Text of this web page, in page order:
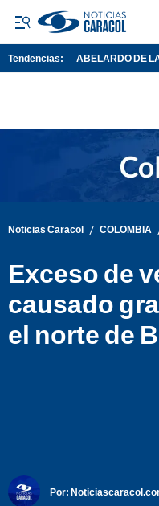
Tendencias: ABELARDO DE
Noticias Caracol / COLOMBIA
Exceso de
causado
el norte de
Por: